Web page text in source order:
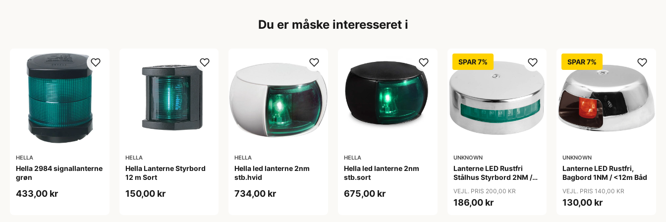
Du er måske interesseret i
HELLA
Hella 2984 signallanterne
grøn
433,00 kr
HELLA
Hella Lanterne Styrbord
12 m Sort
150,00 kr
HELLA
Hella led lanterne 2nm
stb.hvid
734,00 kr
HELLA
Hella led lanterne 2nm
stb.sort
675,00 kr
SPAR 7%
UNKNOWN
Lanterne LED Rustfri
Stålhus Styrbord 2NM /
VEJL. PRIS 200,00 KR
186,00 kr
SPAR 7%
UNKNOWN
Lanterne LED Rustfri,
Bagbord 1NM / <12m Båd
VEJL. PRIS 140,00 KR
130,00 kr